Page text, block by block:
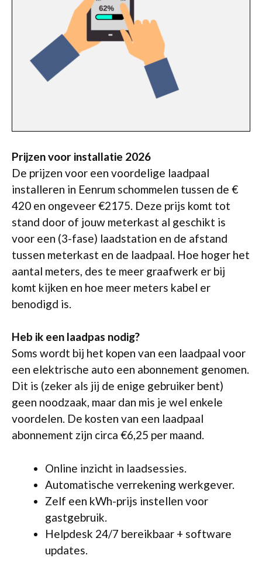
Prijzen voor installatie 2026
De prijzen voor een voordelige laadpaal
installeren in Eenrum schommelen tussen de €
420 en ongeveer €2175. Deze prijs komt tot
stand door of jouw meterkast al geschikt is
voor een (3-fase) laadstation en de afstand
tussen meterkast en de laadpaal. Hoe hoger het
aantal meters, des te meer graafwerk er bij
komt kijken en hoe meer meters kabel er
benodigd is.
Heb ik een laadpas nodig?
Soms wordt bij het kopen van een laadpaal voor
een elektrische auto een abonnement genomen.
Dit is (zeker als jij de enige gebruiker bent)
geen noodzaak, maar dan mis je wel enkele
voordelen. De kosten van een laadpaal
abonnement zijn circa €6,25 per maand.
Online inzicht in laadsessies.
Automatische verrekening werkgever.
Zelf een kWh-prijs instellen voor
gastgebruik.
Helpdesk 24/7 bereikbaar + software
updates.